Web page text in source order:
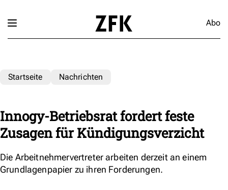
Abo
Startseite Nachrichten
Innogy-Betriebsrat fordert feste
Zusagen für Kündigungsverzicht
Die Arbeitnehmervertreter arbeiten derzeit an einem
Grundlagenpapier zu ihren Forderungen.